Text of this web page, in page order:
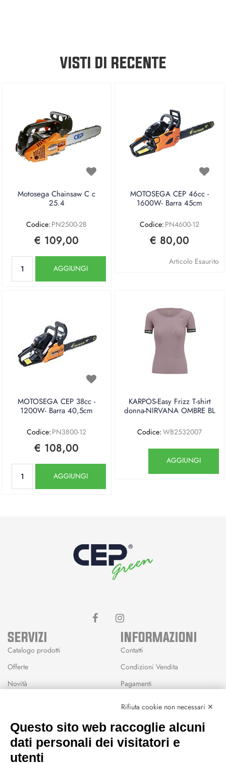
VISTI DI RECENTE
Motosega Chainsaw C c
25.4
Codice: PN2500-2B
€ 109,00
AGGIUNGI
MOTOSEGA CEP 46cc -
1600W- Barra 45cm
Codice: PN4600-12
€ 80,00
Articolo Esaurito
MOTOSEGA CEP 38cc -
1200W- Barra 40,5cm
Codice: PN3800-12
€ 108,00
AGGIUNGI
KARPOS-Easy Frizz T-shirt
donna-NIRVANA OMBRE BL
Codice: WB2532007
AGGIUNGI
SERVIZI
Catalogo prodotti
Offerte
Novità
Wishlist
INFORMAZIONI
Contatti
Condizioni Vendita
Pagamenti
CEP GREEN
Rifiuta cookie non necessari ✕
Questo sito web raccoglie alcuni
dati personali dei visitatori e
utenti